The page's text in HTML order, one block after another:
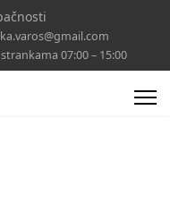
07:00 – 15:00